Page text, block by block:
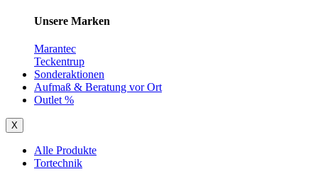
Unsere Marken
Marantec
Teckentrup
Sonderaktionen
Aufmaß & Beratung vor Ort
Outlet %
X
Alle Produkte
Tortechnik